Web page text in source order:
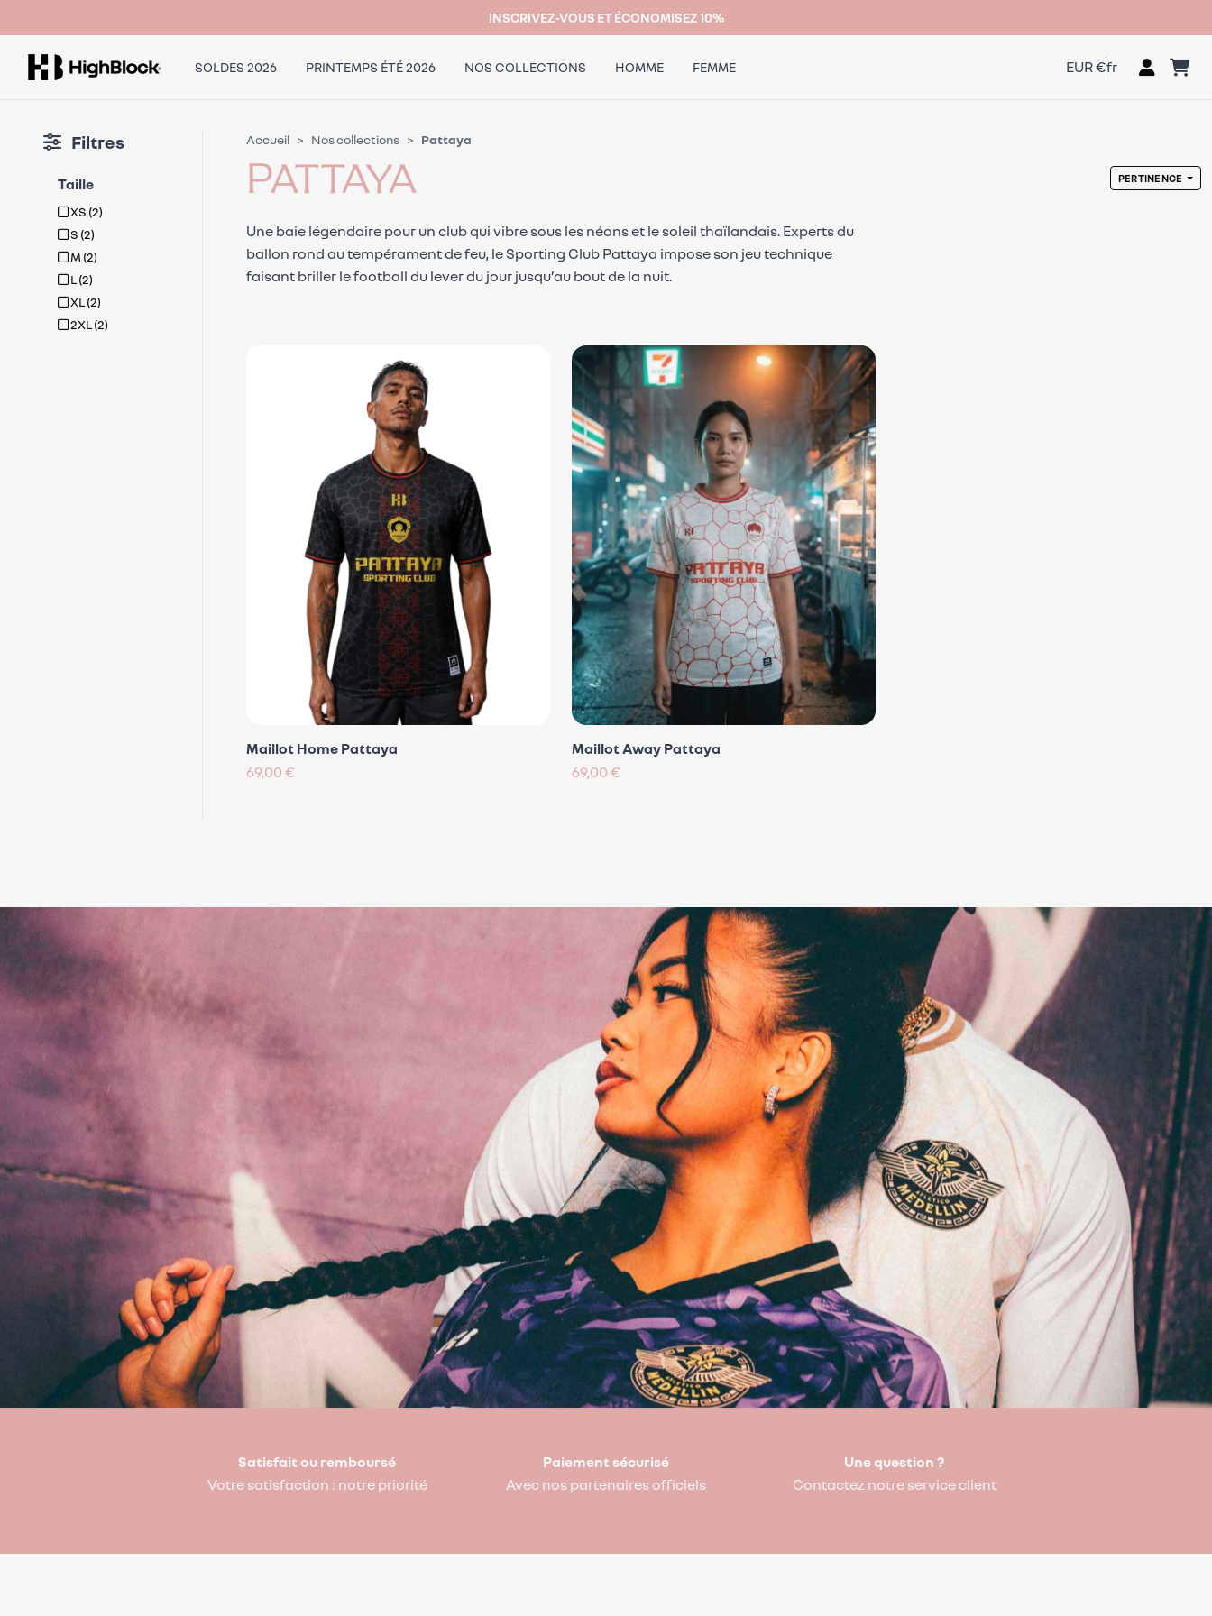
INSCRIVEZ-VOUS ET ÉCONOMISEZ 10%
SOLDES 2026 PRINTEMPS ÉTÉ 2026 NOS COLLECTIONS HOMME FEMME EUR €fr
Filtres
Taille
XS (2)
S (2)
M (2)
L(2)
XL(2)
2XL(2)
Accueil Nos collections Pattaya
PATTAYA PERTINENCE
Une baie légendaire pour un club qui vibre sous les néons et le soleil thaïlandais. Experts du
ballon rond au tempérament de feu, le Sporting Club Pattaya impose son jeu technique
faisant briller le football du lever du jour jusqu’au bout de la nuit.
Maillot Home Pattaya
69,00 €
Maillot Away Pattaya
69,00 €
Satisfait ou remboursé
Votre satisfaction : notre priorité
Paiement sécurisé
Avec nos partenaires officiels
Une question ?
Contactez notre service client